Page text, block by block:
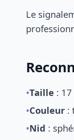
Le
•Taille :
•Couleur :
•Nid :